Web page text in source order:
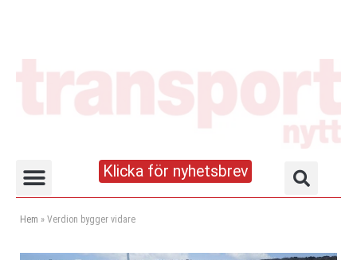
Klicka för nyhetsbrev
Hem » Verdion bygger vidare